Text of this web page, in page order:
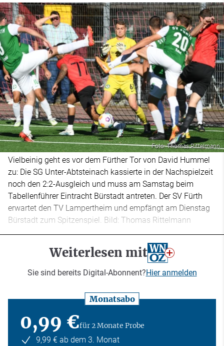
Foto: Thomas Rittelmann
Vielbeinig geht es vor dem Fürther Tor von David Hummel
zu: Die SG Unter-Abtsteinach kassierte in der Nachspielzeit
noch den 2:2-Ausgleich und muss am Samstag beim
Tabellenführer Eintracht Bürstadt antreten. Der SV Fürth
erwartet den TV Lampertheim und empfängt am Dienstag
Bürstadt zum Spitzenspiel. Bild: Thomas Rittelmann
Weiterlesen mit
Sie sind bereits Digital-Abonnent?Hier anmelden
Monatsabo
0,99 €für 2 Monate Probe
9,99 € ab dem 3. Monat